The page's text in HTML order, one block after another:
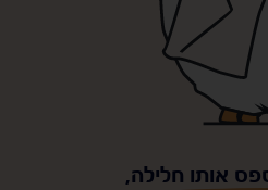
אותו חלילה,